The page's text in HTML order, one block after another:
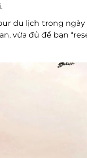
du lịch trong
vừa đủ để bạn